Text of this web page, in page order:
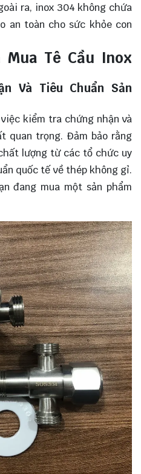
ra, inox 304 không chứa
an toàn cho sức khỏe con
Mua Tê Cầu Inox
Và Tiêu Chuẩn Sản
kiểm tra chứng nhận và
quan trọng. Đảm bảo rằng
lượng từ các tổ chức uy
quốc tế về thép không gỉ.
đang mua một sản phẩm